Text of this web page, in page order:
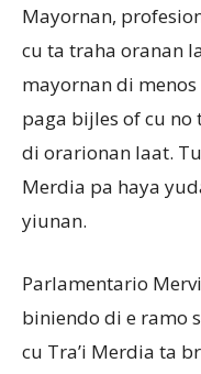
Mayornan,
cu ta traha oranan
mayornan di
paga bijles of cu no
di orarionan laat.
Merdia pa haya
yiunan.
Parlamentario
biniendo di e ramo
cu Tra’i Merdia ta